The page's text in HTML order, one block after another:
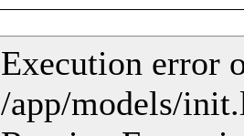
Execution error
/app/models/